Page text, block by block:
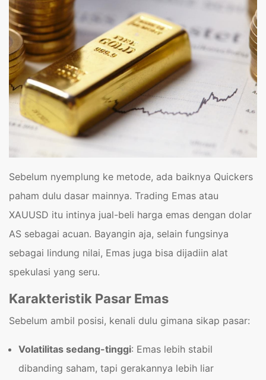
Sebelum nyemplung ke metode, ada baiknya Quickers
paham dulu dasar mainnya. Trading Emas atau
XAUUSD itu intinya jual-beli harga emas dengan dolar
AS sebagai acuan. Bayangin aja, selain fungsinya
sebagai lindung nilai, Emas juga bisa dijadiin alat
spekulasi yang seru.
Karakteristik Pasar Emas
Sebelum ambil posisi, kenali dulu gimana sikap pasar:
Volatilitas sedang-tinggi: Emas lebih stabil
dibanding saham, tapi gerakannya lebih liar